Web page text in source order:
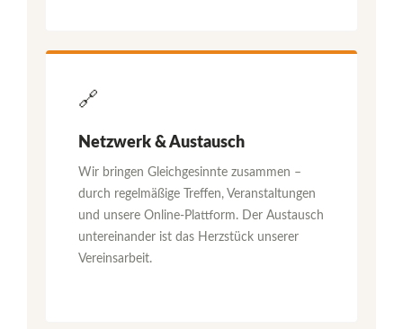
🔗
Netzwerk & Austausch
Wir bringen Gleichgesinnte zusammen –
durch regelmäßige Treffen, Veranstaltungen
und unsere Online-Plattform. Der Austausch
untereinander ist das Herzstück unserer
Vereinsarbeit.